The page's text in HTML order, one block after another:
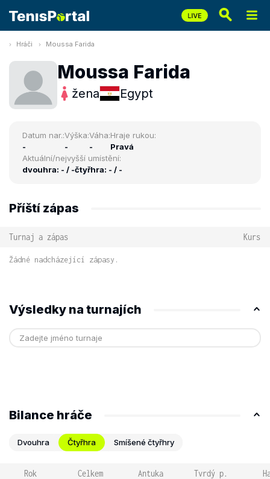
Hráči Moussa Farida
Moussa Farida
žena Egypt
Datum nar.:
-
Výška:
-
Váha:
-
Hraje rukou:
Pravá
Aktuální/nejvyšší umístění:
dvouhra: - / -čtyřhra: - / -
Příští zápas
Turnaj a zápas Kurs
Žádné nadcházející zápasy.
Výsledky na turnajích
Bilance hráče
Dvouhra Čtyřhra Smíšené čtyřhry
Rok Celkem Antuka Tvrdý p.